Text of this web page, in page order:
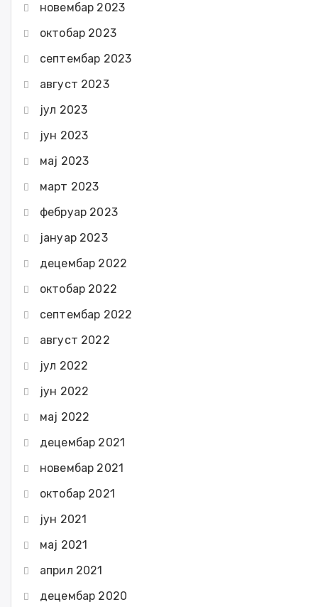
новембар 2023
октобар 2023
септембар 2023
август 2023
јул 2023
јун 2023
мај 2023
март 2023
фебруар 2023
јануар 2023
децембар 2022
октобар 2022
септембар 2022
август 2022
јул 2022
јун 2022
мај 2022
децембар 2021
новембар 2021
октобар 2021
јун 2021
мај 2021
април 2021
децембар 2020